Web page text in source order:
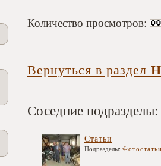
Количество просмотров:
Вернуться в раздел
Соседние подразделы:
Статьи
Подразделы: